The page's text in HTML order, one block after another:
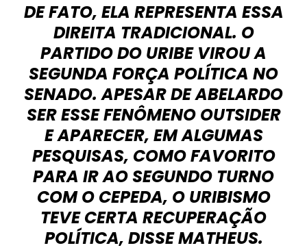
DE FATO, ELA REPRESENTA ESSA
DIREITA TRADICIONAL. O
PARTIDO DO URIBE VIROU A
SEGUNDA FORÇA POLÍTICA NO
SENADO. APESAR DE ABELARDO
SER ESSE FENÔMENO OUTSIDER
E APARECER, EM ALGUMAS
PESQUISAS, COMO FAVORITO
PARA IR AO SEGUNDO TURNO
COM O CEPEDA, O URIBISMO
TEVE CERTA RECUPERAÇÃO
POLÍTICA, DISSE MATHEUS.